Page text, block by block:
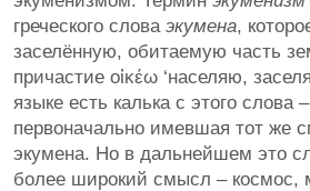
греческого слова экумена,
заселённую, обитаемую часть
причастие οἰκέω ‘населяю,
языке есть калька с этого слова
первоначально имевшая тот же
экумена. Но в дальнейшем это
более широкий смысл – космос,